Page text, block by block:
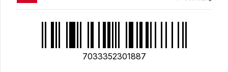
7033352301887